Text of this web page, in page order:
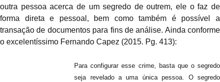
outra pessoa acerca de um segredo de outrem, ele o faz de
forma direta e pessoal, bem como também é possível a
transação de documentos para fins de análise. Ainda conforme
o excelentíssimo Fernando Capez (2015. Pg. 413):
Para configurar esse crime, basta que o segredo
seja revelado a uma única pessoa. O segredo